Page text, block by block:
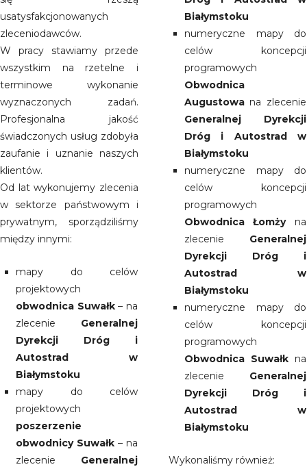
usatysfakcjonowanych
zleceniodawców.
W pracy stawiamy przede
wszystkim na rzetelne i
terminowe wykonanie
wyznaczonych zadań.
Profesjonalna jakość
świadczonych usług zdobyła
zaufanie i uznanie naszych
klientów.
Od lat wykonujemy zlecenia
w sektorze państwowym i
prywatnym, sporządziliśmy
między innymi:
mapy do celów
projektowych
obwodnica Suwałk– na
zlecenie Generalnej
Dyrekcji Dróg i
Autostrad w
Białymstoku
mapy do celów
projektowych
poszerzenie
obwodnicy Suwałk– na
zlecenie Generalnej
Białymstoku
numeryczne mapy do
celów koncepcji
programowych
Obwodnica
Augustowa na zlecenie
Generalnej Dyrekcji
Dróg i Autostrad w
Białymstoku
numeryczne mapy do
celów koncepcji
programowych
Obwodnica Łomżyna
zlecenie Generalnej
Dyrekcji Dróg i
Autostrad w
Białymstoku
numeryczne mapy do
celów koncepcji
programowych
Obwodnica Suwałk na
zlecenie Generalnej
Dyrekcji Dróg i
Autostrad w
Białymstoku
Wykonaliśmy również: